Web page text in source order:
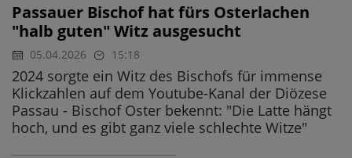
Passauer Bischof hat fürs Osterlachen
"halb guten" Witz ausgesucht
05.04.2026 15:18
2024 sorgte ein Witz des Bischofs für immense
Klickzahlen auf dem Youtube-Kanal der Diözese
Passau - Bischof Oster bekennt: "Die Latte hängt
hoch, und es gibt ganz viele schlechte Witze"